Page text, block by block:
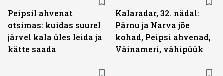
Peipsil ahvenat
otsimas: kuidas suurel
järvel kala üles leida ja
kätte saada
Kalaradar, 32. nädal:
Pärnu ja Narva jõe
kohad, Peipsi ahvenad,
Väinameri, vähipüük